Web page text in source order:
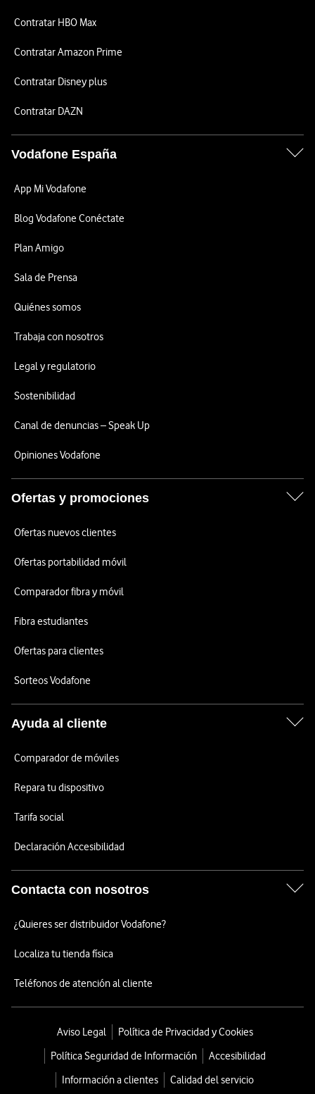
Contratar HBO Max
Contratar Amazon Prime
Contratar Disney plus
Contratar DAZN
Vodafone España
App Mi Vodafone
Blog Vodafone Conéctate
Plan Amigo
Sala de Prensa
Quiénes somos
Trabaja con nosotros
Legal y regulatorio
Sostenibilidad
Canal de denuncias – Speak Up
Opiniones Vodafone
Ofertas y promociones
Ofertas nuevos clientes
Ofertas portabilidad móvil
Comparador fibra y móvil
Fibra estudiantes
Ofertas para clientes
Sorteos Vodafone
Ayuda al cliente
Comparador de móviles
Repara tu dispositivo
Tarifa social
Declaración Accesibilidad
Contacta con nosotros
¿Quieres ser distribuidor Vodafone?
Localiza tu tienda física
Teléfonos de atención al cliente
Aviso Legal
Política de Privacidad y Cookies
Política Seguridad de Información
Accesibilidad
Información a clientes
Calidad del servicio